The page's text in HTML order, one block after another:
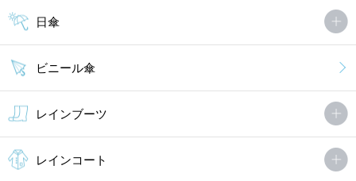
日傘
ビニール傘
レインブーツ
レインコート